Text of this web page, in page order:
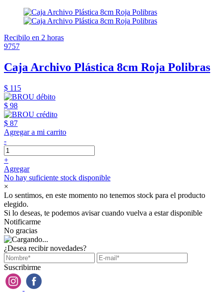
Recibilo en 2 horas
9757
Caja Archivo Plástica 8cm Roja Polibras
$ 115
$ 98
$ 87
Agregar a mi carrito
-
+
Agregar
No hay suficiente stock disponible
×
Lo sentimos, en este momento no tenemos stock para el producto
elegido.
Si lo deseas, te podemos avisar cuando vuelva a estar disponible
Notificarme
No gracias
¿Desea recibir novedades?
Suscribirme